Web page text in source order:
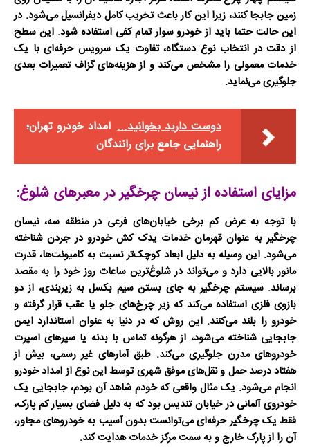
زمین جابجا کنند، زیرا این کار باعث تخریب کامل دیفرانسیل می‌شود. در
این حالت حتما باید ازخودرو سوارتمام کفی استفاده شود. این سطح
از دقت در انتخاب نوع دستگاه، تفاوت یک سرویس حرفه‌ای با یک
خدمات معمولی را مشخص می‌کند و از هزینه‌های گزاف تعمیرات بعدی
جلوگیری می‌نماید.
دوست دارید بخوانید... امداد خودرو تهران؛
راهنمایی جامع برای رانندگان
مزایای استفاده از نیسان چرخگیر در معبرهای شلوغ:
با توجه به عرض کم برخی خیابان‌های فرعی در منطقه سه،نیسان
چرخگیربه عنوان قهرمان خدماتیدک کش خودرو در جردنشناخته
می‌شود. این وسیله به دلیل ابعاد کوچک‌تر نسبت به کامیونت‌ها، قدرت
مانور بالایی دارد و می‌تواند در شلوغ‌ترین ساعات روز خود را به مقصد
برساند. سیستم چرخگیر به جای بستن سیم بکسل به زیربندی، از دو
بازوی فلزی استفاده می‌کند که زیر چرخ‌های جلو یا عقب قرار گرفته و
خودرو را بلند می‌کنند. این روش که در دنیا به عنوان استاندارد ایمن
جابجایی شناخته می‌شود، از هرگونه تماس با بدنه یا سپرهای اسپرت
خودروهای مدرن جلوگیری می‌کند. طبق آمارهای غیر رسمی، بیش از
هفتاد درصد حمل و نقل‌های موفق شهری توسط این نوع ازامداد خودرو
انجام می‌شود. یک مثال واقعی که خودم شاهد آن بودم، جابجایی یک
خودروی آلمانی در خیابان تندیس بود که به دلیل فضای بسیار کم پارک،
فقط یکچرخگیرحرفه‌ای می‌توانست بدون آسیب به خودروهای مجاور،
آن را از پارک خارج و به سمت مرکز خدمات هدایت کند.